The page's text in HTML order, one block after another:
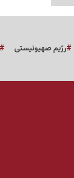
رژیم صهیونیستی